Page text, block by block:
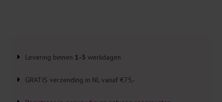
Levering binnen 1-3 werkdagen
GRATIS verzending in NL vanaf €75,-